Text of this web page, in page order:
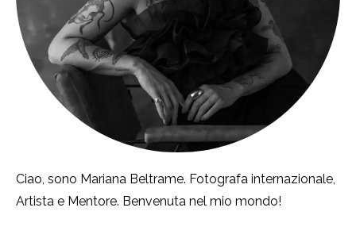
Ciao, sono Mariana Beltrame. Fotografa internazionale,
Artista e Mentore. Benvenuta nel mio mondo!